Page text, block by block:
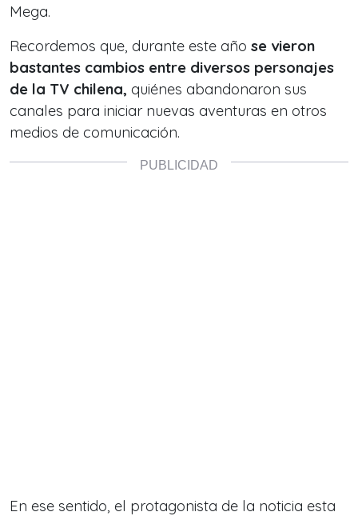
Mega.
Recordemos que, durante este año se vieron
bastantes cambios entre diversos personajes
de la TV chilena, quiénes abandonaron sus
canales para iniciar nuevas aventuras en otros
medios de comunicación.
En ese sentido, el protagonista de la noticia esta